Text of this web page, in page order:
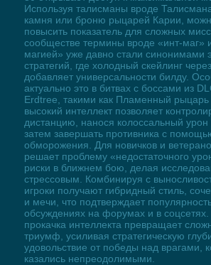
Используя талисманы вроде
камня или броню рыцарей Карии,
повысить показатель для сложных
сообществе термины вроде «инт-маг»
магией» уже давно стали синонимами
стратегий, где холодный скейлинг
добавляет универсальности билду.
актуально это в битвах с боссами из
Erdtree, такими как Пламенный
высокий интеллект позволяет
дистанцию, нанося колоссальный урон
затем завершать противника с
обморожения. Для новичков и
решает проблему «недостаточного
риски в ближнем бою, делая
стрессовым. Комбинируя с
игроки получают гибридный стиль,
и мечи, что подтверждает
обсуждениях на форумах и в
прокачка интеллекта превращает
триумф, усиливая стратегическую
удовольствие от победы над врагами,
казались непреодолимыми.